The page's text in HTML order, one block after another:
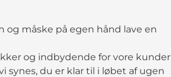
måske på egen hånd lave en
og indbydende for vore kunder
du er klar til i løbet af ugen